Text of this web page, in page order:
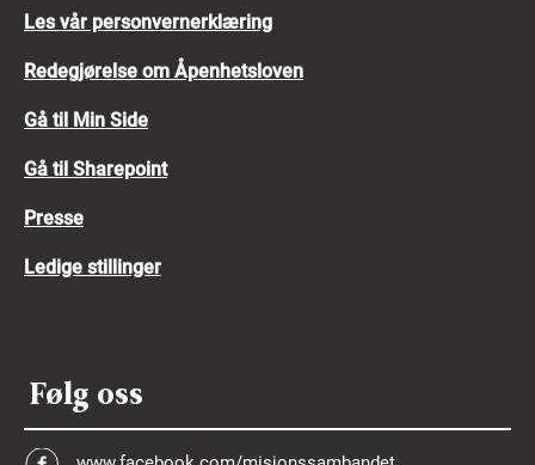
Les vår personvernerklæring
Redegjørelse om Åpenhetsloven
Gå til Min Side
Gå til Sharepoint
Presse
Ledige stillinger
Følg oss